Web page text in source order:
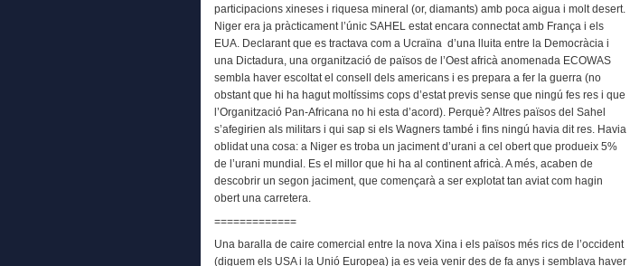
participacions xineses i riquesa mineral (or, diamants) amb poca aigua i molt desert.
Niger era ja pràcticament l’únic SAHEL estat encara connectat amb França i els
EUA. Declarant que es tractava com a Ucraïna d’una lluita entre la Democràcia i
una Dictadura, una organització de països de l’Oest africà anomenada ECOWAS
sembla haver escoltat el consell dels americans i es prepara a fer la guerra (no
obstant que hi ha hagut moltíssims cops d’estat previs sense que ningú fes res i que
l’Organització Pan-Africana no hi esta d’acord). Perquè? Altres països del Sahel
s’afegirien als militars i qui sap si els Wagners també i fins ningú havia dit res. Havia
oblidat una cosa: a Niger es troba un jaciment d’urani a cel obert que produeix 5%
de l’urani mundial. Es el millor que hi ha al continent africà. A més, acaben de
descobrir un segon jaciment, que començarà a ser explotat tan aviat com hagin
obert una carretera.
=============
Una baralla de caire comercial entre la nova Xina i els països més rics de l’occident
(diguem els USA i la Unió Europea) ja es veia venir des de fa anys i semblava haver